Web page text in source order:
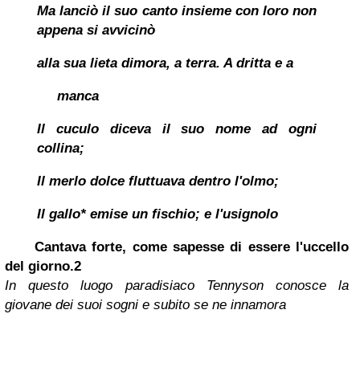
Ma lanciò il suo canto insieme con loro non
appena si avvicinò
alla sua lieta dimora, a terra. A dritta e a
manca
Il cuculo diceva il suo nome ad ogni
collina;
Il merlo dolce fluttuava dentro l'olmo;
Il gallo* emise un fischio; e l'usignolo
Cantava forte, come sapesse di essere l'uccello
del giorno.2
In questo luogo paradisiaco Tennyson conosce la
giovane dei suoi sogni e subito se ne innamora